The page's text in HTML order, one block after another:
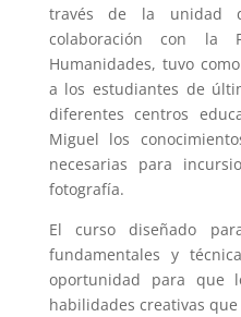
través de la unidad
colaboración con la
Humanidades, tuvo
a los estudiantes de
diferentes centros
Miguel los
necesarias para
fotografía.
El curso diseñado
fundamentales y
oportunidad para que
habilidades creativas